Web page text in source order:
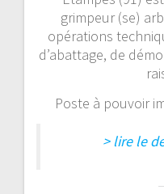
grimpeur (se)
opérations
d’abattage, de
Poste à pouvoir
> lire le